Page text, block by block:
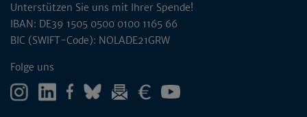
Unterstützen Sie uns mit Ihrer Spende!
IBAN: DE39 1505 0500 0100 1165 66
BIC (SWIFT-Code): NOLADE21GRW
Folge uns